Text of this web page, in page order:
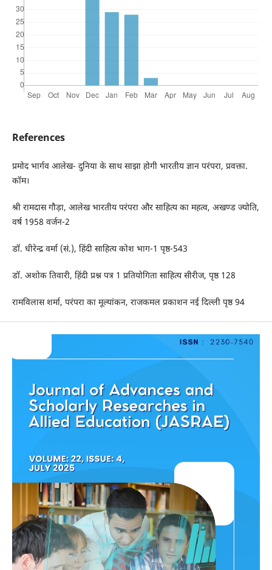
References
प्रमोद भार्गव आलेख- दुनिया के साथ साझा होगी भारतीय ज्ञान परंपरा, प्रवक्ता.
कॉम।
श्री रामदास गौड़ा, आलेख भारतीय परंपरा और साहित्य का महत्व, अखण्ड ज्योति,
वर्ष 1958 वर्जन-2
डॉ. धीरेन्द्र वर्मा (सं.), हिंदी साहित्य कोश भाग-1 पृष्ठ-543
डॉ. अशोक तिवारी, हिंदी प्रश्न पत्र 1 प्रतियोगिता साहित्य सीरीज, पृष्ठ 128
रामविलास शर्मा, परंपरा का मूल्यांकन, राजकमल प्रकाशन नई दिल्ली पृष्ठ 94